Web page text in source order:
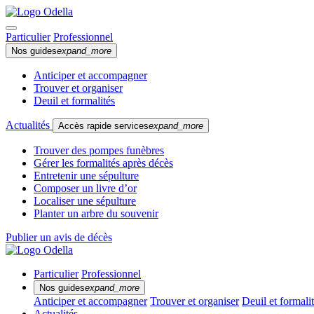
Particulier Professionnel
Nos guidesexpand_more
Anticiper et accompagner
Trouver et organiser
Deuil et formalités
Actualités Accès rapide servicesexpand_more
Trouver des pompes funèbres
Gérer les formalités après décès
Entretenir une sépulture
Composer un livre d’or
Localiser une sépulture
Planter un arbre du souvenir
Publier un avis de décès
Particulier Professionnel
Nos guidesexpand_more
Anticiper et accompagner Trouver et organiser Deuil et